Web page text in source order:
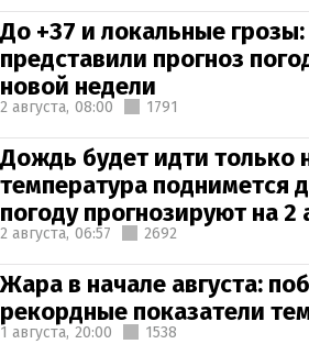
До +37 и локальные
представили прогноз
новой недели
2 августа, 08:00 1791
Дождь будет идти только
температура поднимется
погоду прогнозируют на 2
2 августа, 06:57 2692
Жара в начале августа:
рекордные показатели
1 августа, 20:00 1538